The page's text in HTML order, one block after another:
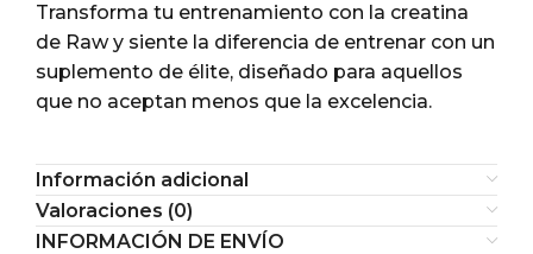
Transforma tu entrenamiento con la creatina
de Raw y siente la diferencia de entrenar con un
suplemento de élite, diseñado para aquellos
que no aceptan menos que la excelencia.
Información adicional
Valoraciones (0)
INFORMACIÓN DE ENVÍO